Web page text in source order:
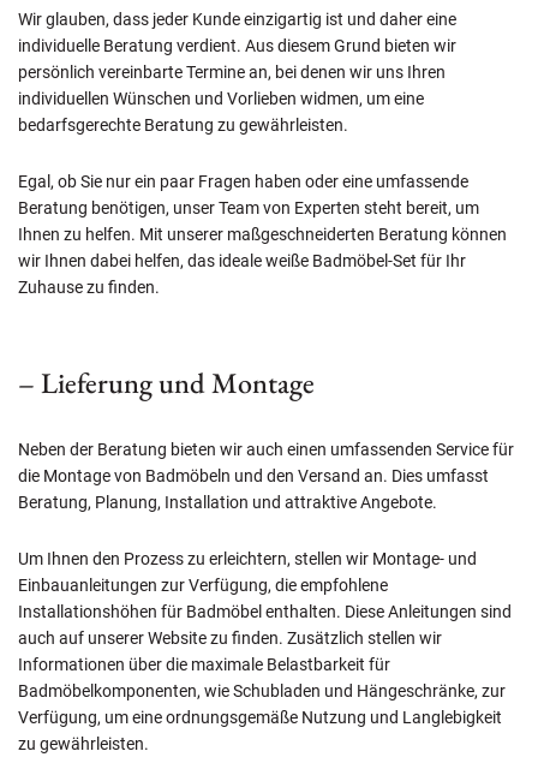
Wir glauben, dass jeder Kunde einzigartig ist und daher eine
individuelle Beratung verdient. Aus diesem Grund bieten wir
persönlich vereinbarte Termine an, bei denen wir uns Ihren
individuellen Wünschen und Vorlieben widmen, um eine
bedarfsgerechte Beratung zu gewährleisten.
Egal, ob Sie nur ein paar Fragen haben oder eine umfassende
Beratung benötigen, unser Team von Experten steht bereit, um
Ihnen zu helfen. Mit unserer maßgeschneiderten Beratung können
wir Ihnen dabei helfen, das ideale weiße Badmöbel-Set für Ihr
Zuhause zu finden.
– Lieferung und Montage
Neben der Beratung bieten wir auch einen umfassenden Service für
die Montage von Badmöbeln und den Versand an. Dies umfasst
Beratung, Planung, Installation und attraktive Angebote.
Um Ihnen den Prozess zu erleichtern, stellen wir Montage- und
Einbauanleitungen zur Verfügung, die empfohlene
Installationshöhen für Badmöbel enthalten. Diese Anleitungen sind
auch auf unserer Website zu finden. Zusätzlich stellen wir
Informationen über die maximale Belastbarkeit für
Badmöbelkomponenten, wie Schubladen und Hängeschränke, zur
Verfügung, um eine ordnungsgemäße Nutzung und Langlebigkeit
zu gewährleisten.